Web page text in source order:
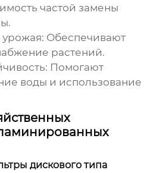
частой замены
Обеспечивают
растений.
Помогают
воды и использование
дискового типа